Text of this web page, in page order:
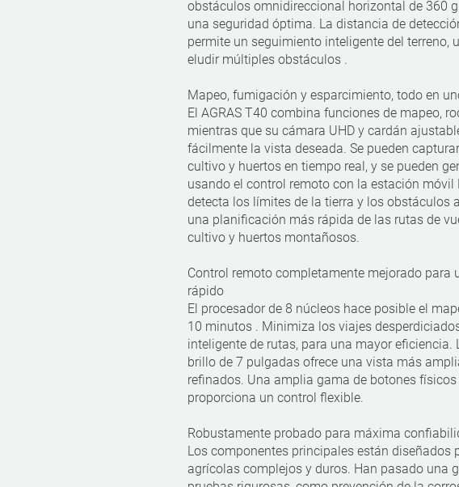
obstáculos omnidireccional horizontal de 360
una seguridad óptima. La distancia de
permite un seguimiento inteligente del terreno,
eludir múltiples obstáculos .
Mapeo, fumigación y esparcimiento, todo en
El AGRAS T40 combina funciones de mapeo,
mientras que su cámara UHD y cardán
fácilmente la vista deseada. Se pueden
cultivo y huertos en tiempo real, y se pueden
usando el control remoto con la estación móvil
detecta los límites de la tierra y los obstáculos
una planificación más rápida de las rutas de
cultivo y huertos montañosos.
Control remoto completamente mejorado para
rápido
El procesador de 8 núcleos hace posible el
10 minutos . Minimiza los viajes
inteligente de rutas, para una mayor
brillo de 7 pulgadas ofrece una vista más
refinados. Una amplia gama de botones
proporciona un control flexible.
Robustamente probado para máxima
Los componentes principales están diseñados
agrícolas complejos y duros. Han pasado una